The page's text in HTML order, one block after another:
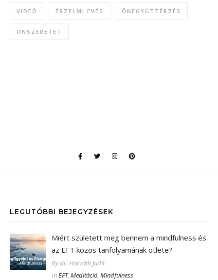
VIDEÓ ÉRZELMI EVÉS ÖNEGYÜTTÉRZÉS
ÖNSZERETET
LEGUTÓBBI BEJEGYZÉSEK
Miért született meg bennem a mindfulness és
az EFT közös tanfolyamának ötlete?
By dr. Horváth Judit
InEFT,Meditáció,Mindfulness